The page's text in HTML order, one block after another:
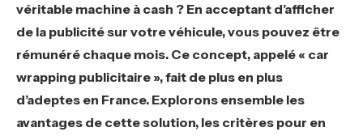
véritable machine à cash ? En acceptant d’afficher
de la publicité sur votre véhicule, vous pouvez être
rémunéré chaque mois. Ce concept, appelé « car
wrapping publicitaire », fait de plus en plus
d’adeptes en France. Explorons ensemble les
avantages de cette solution, les critères pour en